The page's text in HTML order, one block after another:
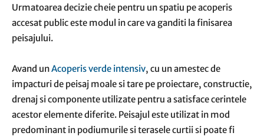
Urmatoarea decizie cheie pentru un spatiu pe acoperis
accesat public este modul in care va ganditi la finisarea
peisajului.
Avand unAcoperis verde intensiv, cu un amestec de
impacturi de peisaj moale si tare pe proiectare, constructie,
drenaj si componente utilizate pentru a satisface cerintele
acestor elemente diferite. Peisajul este utilizat in mod
predominant in podiumurile si terasele curtii si poate fi